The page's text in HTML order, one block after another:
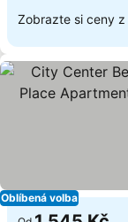
Zobrazte si ceny z
Oblíbená volba